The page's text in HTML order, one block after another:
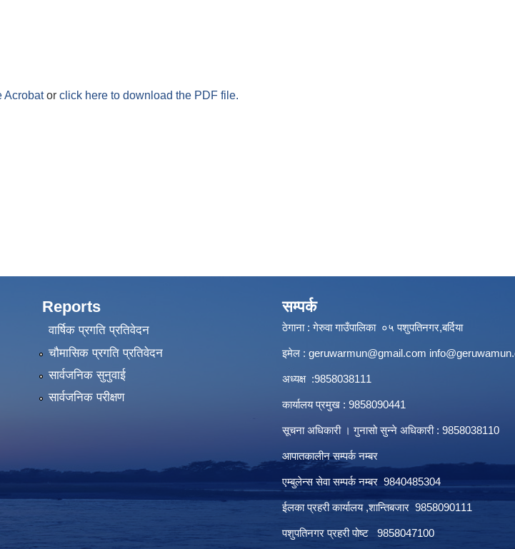
Acrobator click here to download the PDF file.
Reports
वार्षिक प्रगति प्रतिवेदन
चौमासिक प्रगति प्रतिवेदन
सार्वजनिक सुनुवाई
सार्वजनिक परीक्षण
सम्पर्क
ठेगाना : गेरुवा गाउँपालिका ०५ पशुपतिनगर,बर्दिया
इमेल : geruwarmun@gmail.com
अध्यक्ष :9858038111
कार्यालय प्रमुख : 9858090441
सूचना अधिकारी । गुनासो सुन्ने अधिकारी : 9858038110
आपातकालीन सम्पर्क नम्बर
एम्बुलेन्स सेवा सम्पर्क नम्बर 9840485304
ईलका प्रहरी कार्यालय ,शान्तिबजार 9858090111
पशुपतिनगर प्रहरी पोष्ट 9858047100